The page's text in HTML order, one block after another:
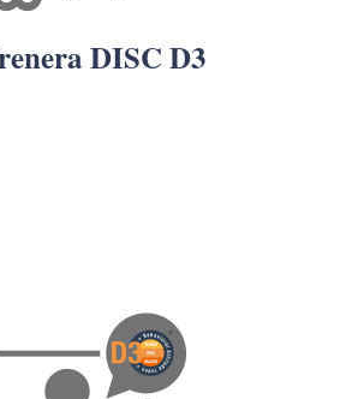
DISC D3